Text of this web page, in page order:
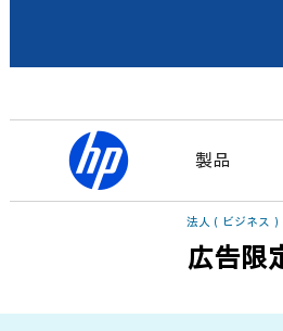
製品
法人（ビジネス）
広告限